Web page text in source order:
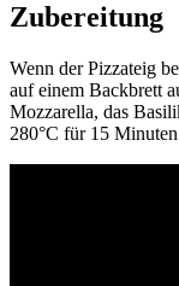
Zubereitung
Wenn der Pizzateig
auf einem Backbrett
Mozzarella, das
280°C für 15